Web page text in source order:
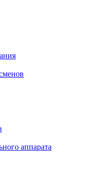
аппарата